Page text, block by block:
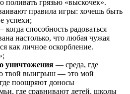
поливать грязью «выскочек».
правила игры: хочешь быть
успехи;
когда способность радоваться
настолько, что любая чужая
как личное оскорбление.
уничтожения — среда, где
твой выигрыш — это мой
поощряют доносы
где сравнивают детей, школы